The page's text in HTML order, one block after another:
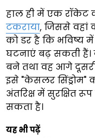
हाल ही में एक रॉकेट
टकराया, जिससे वहां
को डर है कि भविष्य
घटनाएं बढ़ सकती
बने तथा वह आगे
इसे "केसलर सिंड्रोम"
अंतरिक्ष में सुरक्षित
सकता है।
यह भी पढ़ें